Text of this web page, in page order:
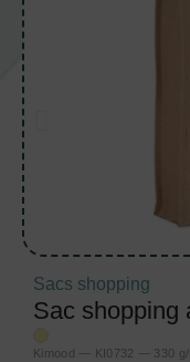
Sacs shopping
Sac shopping
Kimood — KI0732 — 330 g/